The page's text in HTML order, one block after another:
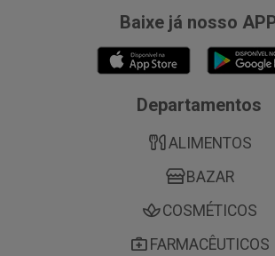
Baixe já nosso
Departamentos
ALIMENTOS
BAZAR
COSMÉTICOS
FARMACÊUTICOS